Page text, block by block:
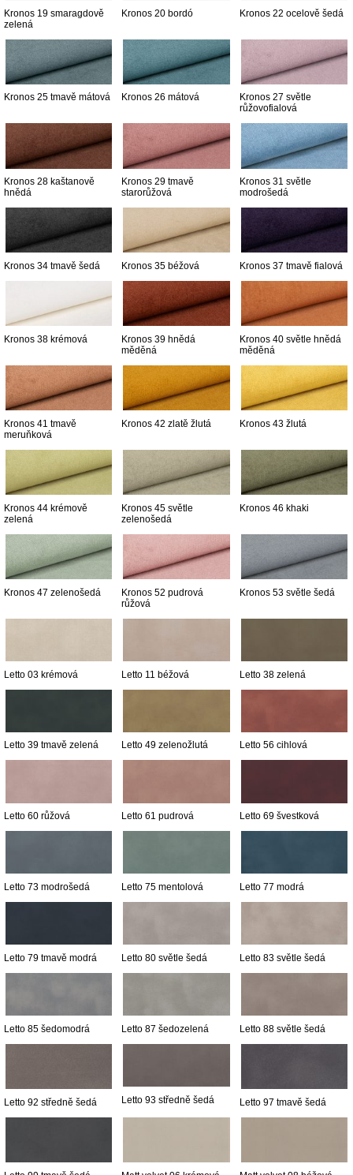
Kronos 19 smaragdově
zelená
Kronos 20 bordó Kronos 22 ocelově šedá
Kronos 25 tmavě mátová Kronos 26 mátová
Kronos 27 světle
růžovofialová
Kronos 28 kaštanově
hnědá
Kronos 29 tmavě
starorůžová
Kronos 31 světle
modrošedá
Kronos 34 tmavě šedá Kronos 35 béžová Kronos 37 tmavě fialová
Kronos 38 krémová
Kronos 39 hnědá
měděná
Kronos 40 světle hnědá
měděná
Kronos 41 tmavě
meruňková
Kronos 42 zlatě žlutá Kronos 43 žlutá
Kronos 44 krémově
zelená
Kronos 45 světle
zelenošedá
Kronos 46 khaki
Kronos 47 zelenošedá
Kronos 52 pudrová
růžová
Kronos 53 světle šedá
Letto 03 krémová Letto 11 béžová Letto 38 zelená
Letto 39 tmavě zelená Letto 49 zelenožlutá Letto 56 cihlová
Letto 60 růžová Letto 61 pudrová Letto 69 švestková
Letto 73 modrošedá Letto 75 mentolová Letto 77 modrá
Letto 79 tmavě modrá Letto 80 světle šedá Letto 83 světle šedá
Letto 85 šedomodrá Letto 87 šedozelená Letto 88 světle šedá
Letto 92 středně šedá Letto 93 středně šedá Letto 97 tmavě šedá